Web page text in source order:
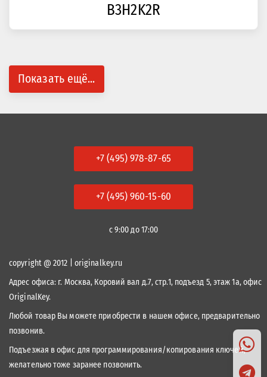
B3H2K2R
Показать ещё...
+7 (495) 978-87-65
+7 (495) 960-15-60
с 9:00 до 17:00
copyright @ 2012 | originalkey.ru
Адрес офиса: г. Москва, Коровий вал д.7, стр.1, подъезд 5, этаж 1а, офис
OriginalKey.
Любой товар Вы можете приобрести в нашем офисе, предварительно
позвонив.
Подъезжая в офис для программирования/копирования ключей,
желательно тоже заранее позвонить.